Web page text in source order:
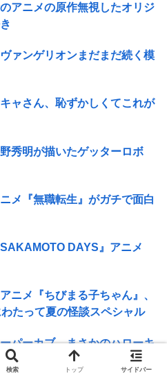
のアニメの原作無視したオリジ
ヴァンゲリオンまだまだ続く模
キャさん、恥ずかしくてこれが
野秀明が描いたゲッターロボ
ニメ『無職転生』がガチで面白
SAKAMOTO DAYS』アニメ
ニメ『ちびまる子ちゃん』、
たって夏の怪談スペシャル
パーカブ、まさかのハローキ
ｗｗｗｗｗｗｗ
検索 トップ サイドバー